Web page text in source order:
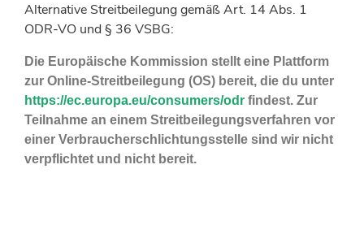
Alternative Streitbeilegung gemäß Art. 14 Abs. 1
ODR-VO und § 36 VSBG:
Die Europäische Kommission stellt eine Plattform
zur Online-Streitbeilegung (OS) bereit, die du unter
https://ec.europa.eu/consumers/odr findest. Zur
Teilnahme an einem Streitbeilegungsverfahren vor
einer Verbraucherschlichtungsstelle sind wir nicht
verpflichtet und nicht bereit.